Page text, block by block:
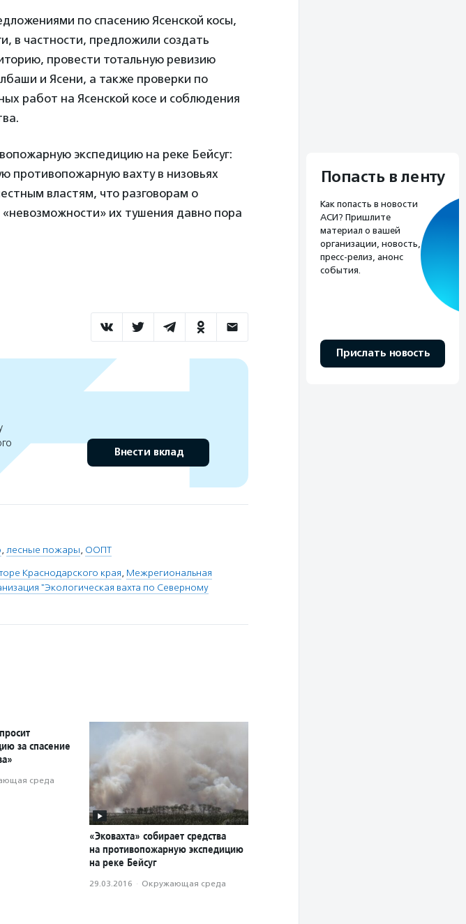
по спасению Ясенской косы,
в частности, предложили создать
провести тотальную ревизию
и Ясени, а также проверки по
работ на Ясенской косе и соблюдения
экспедицию на реке Бейсуг:
противопожарную вахту в низовьях
властям, что разговорам о
их тушения давно пора
Внести вклад
, лесные пожары, ООПТ
Краснодарского края, Межрегиональная
"Экологическая вахта по Северному
за спасение
среда
«Эковахта» собирает средства
на противопожарную экспедицию
на реке Бейсуг
29.03.2016 · Окружающая среда
Попасть в ленту
Как попасть в новости
АСИ? Пришлите
материал о вашей
организации, новость,
пресс-релиз, анонс
события.
Прислать новость